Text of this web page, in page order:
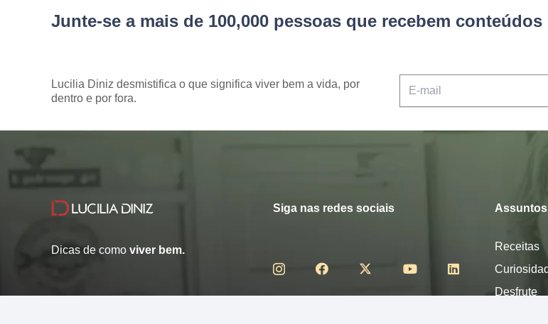
Junte-se a mais de 100,000 pessoas que recebem
Lucilia Diniz desmistifica o que significa viver bem a vida, por
dentro e por fora.
Dicas de como viver bem.
Siga nas redes sociais Assuntos
Receitas
Desfrute